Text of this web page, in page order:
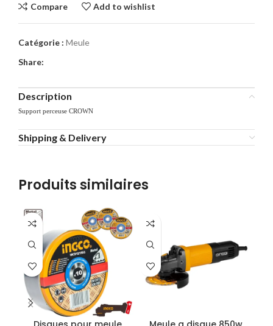
Compare Add to wishlist
Catégorie : Meule
Share:
Description
Support perceuse CROWN
Shipping & Delivery
Produits similaires